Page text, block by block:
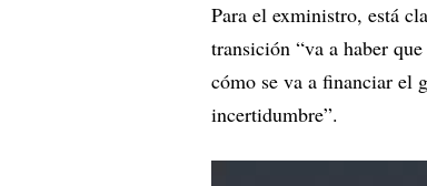
Para el exministro, está
transición “va a haber
cómo se va a financiar el
incertidumbre”.